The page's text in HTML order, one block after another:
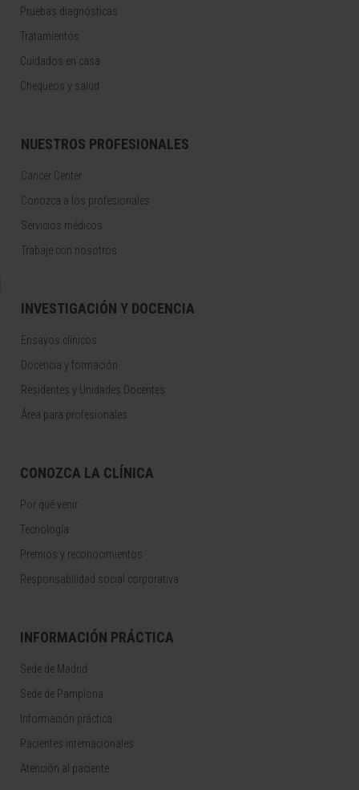
Pruebas diagnósticas
Tratamientos
Cuidados en casa
Chequeos y salud
NUESTROS PROFESIONALES
Cancer Center
Conozca a los profesionales
Servicios médicos
Trabaje con nosotros
INVESTIGACIÓN Y DOCENCIA
Ensayos clínicos
Docencia y formación
Residentes y Unidades Docentes
Área para profesionales
CONOZCA LA CLÍNICA
Por qué venir
Tecnología
Premios y reconocimientos
Responsabilidad social corporativa
INFORMACIÓN PRÁCTICA
Sede de Madrid
Sede de Pamplona
Información práctica
Pacientes internacionales
Atención al paciente